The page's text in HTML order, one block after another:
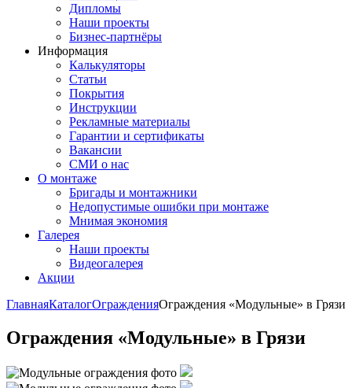
Дипломы
Наши проекты
Бизнес-партнёры
Информация
Калькуляторы
Статьи
Покрытия
Инструкции
Рекламные материалы
Гарантии и сертификаты
Вакансии
СМИ о нас
О монтаже
Бригады и монтажники
Недопустимые ошибки при монтаже
Мнимая экономия
Галерея
Наши проекты
Видеогалерея
Акции
ГлавнаяКаталогОгражденияОграждения «Модульные» в Грязи
Ограждения «Модульные» в Грязи